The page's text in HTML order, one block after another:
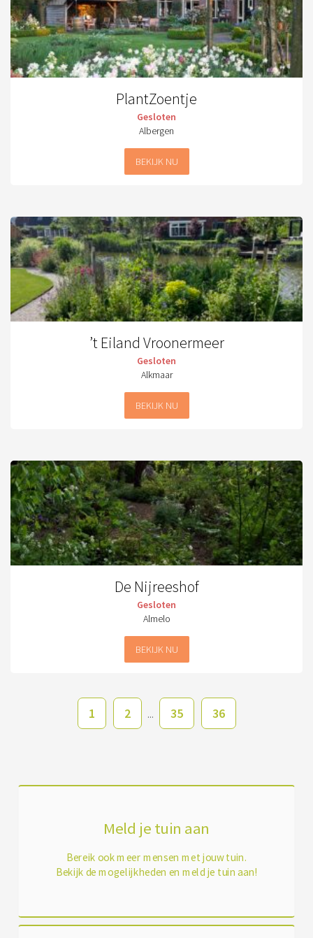
PlantZoentje
Gesloten
Albergen
BEKIJK NU
’t Eiland Vroonermeer
Gesloten
Alkmaar
BEKIJK NU
De Nijreeshof
Gesloten
Almelo
BEKIJK NU
1 2 ... 35 36
Meld je tuin aan
Bereik ook meer mensen met jouw tuin.
Bekijk de mogelijkheden en meld je tuin aan!